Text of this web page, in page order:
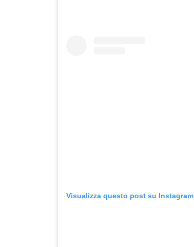
Visualizza questo post su Instagram